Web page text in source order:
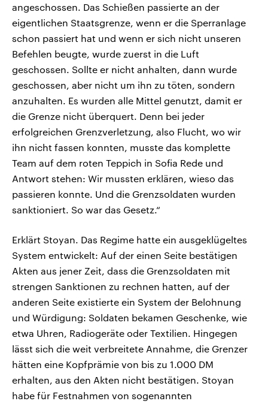
angeschossen. Das Schießen passierte an der
eigentlichen Staatsgrenze, wenn er die Sperranlage
schon passiert hat und wenn er sich nicht unseren
Befehlen beugte, wurde zuerst in die Luft
geschossen. Sollte er nicht anhalten, dann wurde
geschossen, aber nicht um ihn zu töten, sondern
anzuhalten. Es wurden alle Mittel genutzt, damit er
die Grenze nicht überquert. Denn bei jeder
erfolgreichen Grenzverletzung, also Flucht, wo wir
ihn nicht fassen konnten, musste das komplette
Team auf dem roten Teppich in Sofia Rede und
Antwort stehen: Wir mussten erklären, wieso das
passieren konnte. Und die Grenzsoldaten wurden
sanktioniert. So war das Gesetz.“
Erklärt Stoyan. Das Regime hatte ein ausgeklügeltes
System entwickelt: Auf der einen Seite bestätigen
Akten aus jener Zeit, dass die Grenzsoldaten mit
strengen Sanktionen zu rechnen hatten, auf der
anderen Seite existierte ein System der Belohnung
und Würdigung: Soldaten bekamen Geschenke, wie
etwa Uhren, Radiogeräte oder Textilien. Hingegen
lässt sich die weit verbreitete Annahme, die Grenzer
hätten eine Kopfprämie von bis zu 1.000 DM
erhalten, aus den Akten nicht bestätigen. Stoyan
habe für Festnahmen von sogenannten